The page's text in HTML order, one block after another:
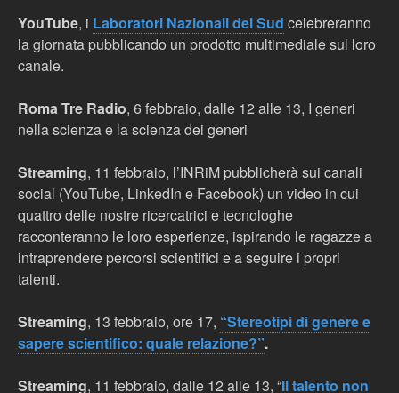
YouTube, i Laboratori Nazionali del Sud celebreranno
la giornata pubblicando un prodotto multimediale sul loro
canale.
Roma Tre Radio, 6 febbraio, dalle 12 alle 13, I generi
nella scienza e la scienza dei generi
Streaming, 11 febbraio, l’INRiM pubblicherà sui canali
social (YouTube, LinkedIn e Facebook) un video in cui
quattro delle nostre ricercatrici e tecnologhe
racconteranno le loro esperienze, ispirando le ragazze a
intraprendere percorsi scientifici e a seguire i propri
talenti.
Streaming, 13 febbraio, ore 17, “Stereotipi di genere e
sapere scientifico: quale relazione?”.
Streaming, 11 febbraio, dalle 12 alle 13, “Il talento non